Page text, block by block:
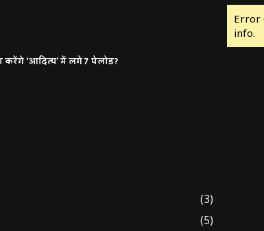
करेंगे ‘आदित्य’ में लगे 7 पेलोड?
(3)
(5)
Error
info.